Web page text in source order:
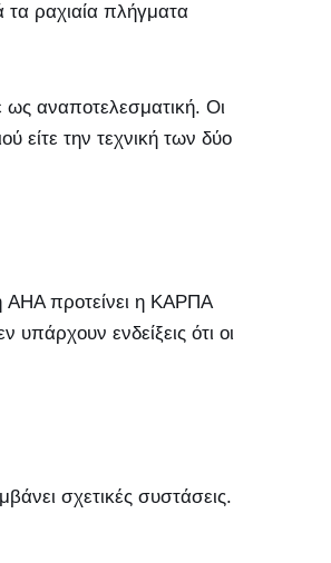
τα ραχιαία πλήγματα
ως αναποτελεσματική. Οι
είτε την τεχνική των δύο
AHA προτείνει η ΚΑΡΠΑ
ενδείξεις ότι οι
σχετικές συστάσεις.